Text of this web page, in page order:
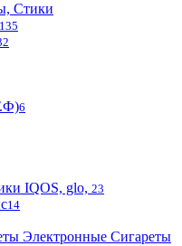
Стики
135
6
IQOS, glo, 23
14
Электронные Сигареты